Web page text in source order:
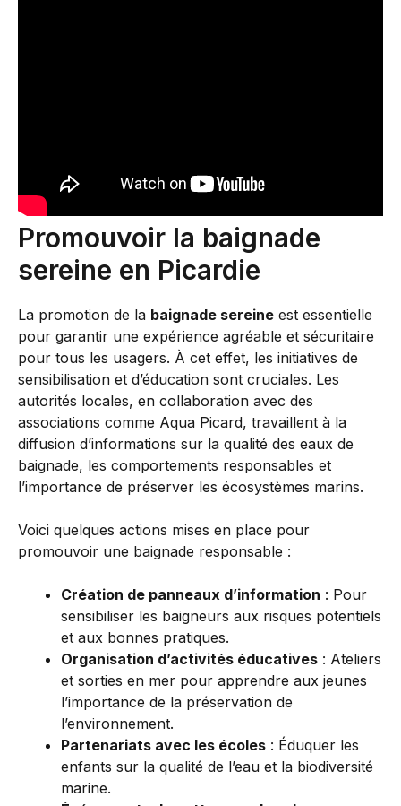
Promouvoir la baignade
sereine en Picardie
La promotion de la baignade sereine est essentielle
pour garantir une expérience agréable et sécuritaire
pour tous les usagers. À cet effet, les initiatives de
sensibilisation et d’éducation sont cruciales. Les
autorités locales, en collaboration avec des
associations comme Aqua Picard, travaillent à la
diffusion d’informations sur la qualité des eaux de
baignade, les comportements responsables et
l’importance de préserver les écosystèmes marins.
Voici quelques actions mises en place pour
promouvoir une baignade responsable :
Création de panneaux d’information : Pour
sensibiliser les baigneurs aux risques potentiels
et aux bonnes pratiques.
Organisation d’activités éducatives : Ateliers
et sorties en mer pour apprendre aux jeunes
l’importance de la préservation de
l’environnement.
Partenariats avec les écoles : Éduquer les
enfants sur la qualité de l’eau et la biodiversité
marine.